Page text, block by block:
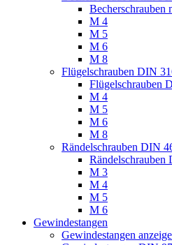
Becherschrauben
M 4
M 5
M 6
M 8
Flügelschrauben DIN
Flügelschrauben
M 4
M 5
M 6
M 8
Rändelschrauben DIN
Rändelschrauben
M 3
M 4
M 5
M 6
Gewindestangen
Gewindestangen